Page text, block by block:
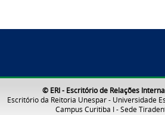
© ERI - Escritório de Relações
Escritório da Reitoria Unespar - Universidade
Campus Curitiba I - Sede